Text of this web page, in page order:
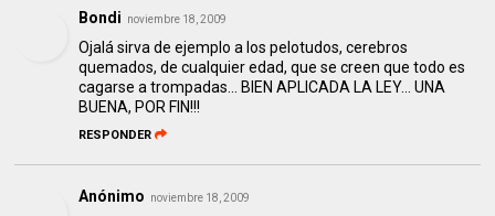
Bondi noviembre 18, 2009
Ojalá sirva de ejemplo a los pelotudos, cerebros
quemados, de cualquier edad, que se creen que todo es
cagarse a trompadas... BIEN APLICADA LA LEY... UNA
BUENA, POR FIN!!!
RESPONDER
Anónimo noviembre 18, 2009